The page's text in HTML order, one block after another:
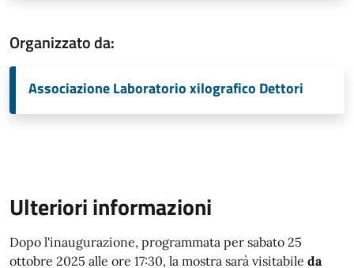
Organizzato da:
Associazione Laboratorio xilografico Dettori
Ulteriori informazioni
Dopo l'inaugurazione, programmata per sabato 25
ottobre 2025 alle ore 17:30, la mostra sarà visitabile da